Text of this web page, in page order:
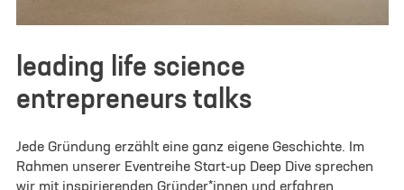
leading life science
entrepreneurs talks
Jede Gründung erzählt eine ganz eigene Geschichte. Im
Rahmen unserer Eventreihe Start-up Deep Dive sprechen